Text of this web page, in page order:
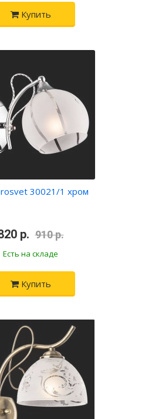
Купить
30021/1 хром
р. 910 р.
Есть на складе
Купить